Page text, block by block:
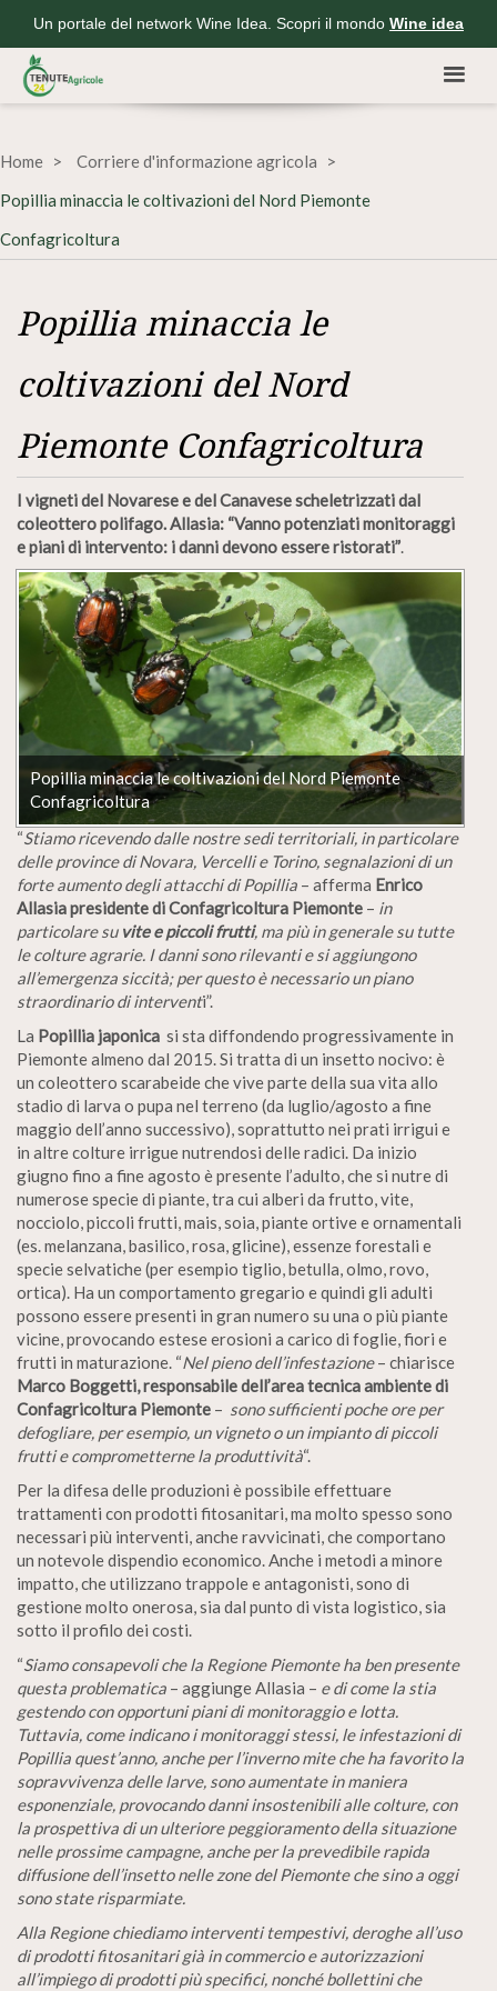
Un portale del network Wine Idea. Scopri il mondo Wine idea
Home
Corriere d'informazione agricola
Popillia minaccia le coltivazioni del Nord Piemonte
Confagricoltura
Popillia minaccia le
coltivazioni del Nord
Piemonte Confagricoltura
I vigneti del Novarese e del Canavese scheletrizzati dal
coleottero polifago. Allasia: “Vanno potenziati monitoraggi
e piani di intervento: i danni devono essere ristorati”.
Popillia minaccia le coltivazioni del Nord Piemonte
Confagricoltura
“Stiamo ricevendo dalle nostre sedi territoriali, in particolare
delle province di Novara, Vercelli e Torino, segnalazioni di un
forte aumento degli attacchi di Popillia – afferma Enrico
Allasiapresidente diConfagricoltura Piemonte – in
particolare su vite e piccoli frutti, ma più in generale su tutte
le colture agrarie. I danni sono rilevanti e si aggiungono
all’emergenza siccità; per questo è necessario un piano
straordinario di interventi”.
La Popillia japonica si sta diffondendo progressivamente in
Piemonte almeno dal 2015. Si tratta di un insetto nocivo: è
un coleottero scarabeide che vive parte della sua vita allo
stadio di larva o pupa nel terreno (da luglio/agosto a fine
maggio dell’anno successivo), soprattutto nei prati irrigui e
in altre colture irrigue nutrendosi delle radici. Da inizio
giugno fino a fine agosto è presente l’adulto, che si nutre di
numerose specie di piante, tra cui alberi da frutto, vite,
nocciolo, piccoli frutti, mais, soia, piante ortive e ornamentali
(es. melanzana, basilico, rosa, glicine), essenze forestali e
specie selvatiche (per esempio tiglio, betulla, olmo, rovo,
ortica). Ha un comportamento gregario e quindi gli adulti
possono essere presenti in gran numero su una o più piante
vicine, provocando estese erosioni a carico di foglie, fiori e
frutti in maturazione. “Nel pieno dell’infestazione– chiarisce
Marco Boggetti, responsabile dell’area tecnica ambiente di
Confagricoltura Piemonte – sono sufficienti poche ore per
defogliare, per esempio, un vigneto o un impianto di piccoli
frutti e comprometterne la produttività“.
Per la difesa delle produzioni è possibile effettuare
trattamenti con prodotti fitosanitari, ma molto spesso sono
necessari più interventi, anche ravvicinati, che comportano
un notevole dispendio economico. Anche i metodi a minore
impatto, che utilizzano trappole e antagonisti, sono di
gestione molto onerosa, sia dal punto di vista logistico, sia
sotto il profilo dei costi.
“Siamo consapevoli che la Regione Piemonte ha ben presente
questa problematica – aggiunge Allasia – e di come la stia
gestendo con opportuni piani di monitoraggio e lotta.
Tuttavia, come indicano i monitoraggi stessi, le infestazioni di
Popillia quest’anno, anche per l’inverno mite che ha favorito la
sopravvivenza delle larve, sono aumentate in maniera
esponenziale, provocando danni insostenibili alle colture, con
la prospettiva di un ulteriore peggioramento della situazione
nelle prossime campagne, anche per la prevedibile rapida
diffusione dell’insetto nelle zone del Piemonte che sino a oggi
sono state risparmiate.
Alla Regione chiediamo interventi tempestivi, deroghe all’uso
di prodotti fitosanitari già in commercio e autorizzazioni
all’impiego di prodotti più specifici, nonché bollettini che